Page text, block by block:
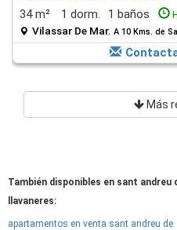
34 m²
1 dorm. 1 baños
Vilassar De Mar. A 10 Kms. de
Más
También disponibles en sant andreu
llavaneres:
apartamentos en venta sant andreu de